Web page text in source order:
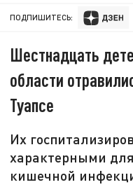
ПОДПИШИТЕСЬ:
Шестнадцать
области
Туапсе
Их
характерными
кишечной